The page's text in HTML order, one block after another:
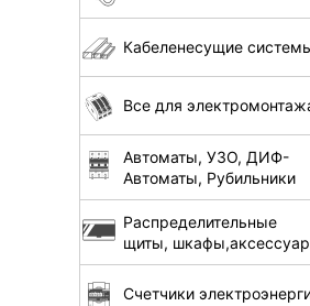
Кабеленесущие
Все для
Автоматы, УЗО, ДИФ-
Автоматы, Рубильники
Распределительные
щиты,
Счетчики